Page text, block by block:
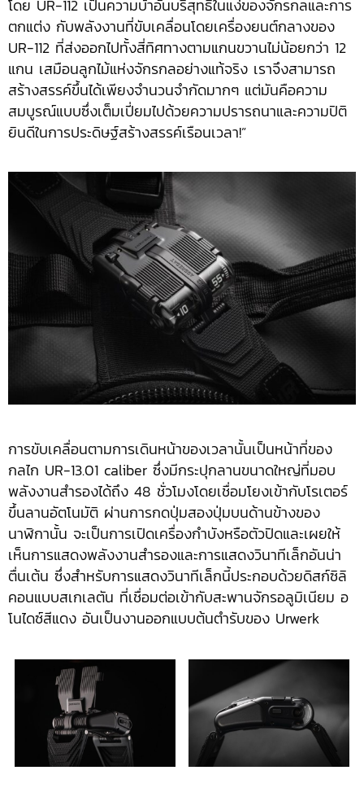
โดย UR-112 เป็นความบ้าอันบริสุทธิ์ในแง่ของจักรกลและการ
ตกแต่ง กับพลังงานที่ขับเคลื่อนโดยเครื่องยนต์กลางของ
UR-112 ที่ส่งออกไปทั้งสี่ทิศทางตามแกนขวานไม่น้อยกว่า 12
แกน เสมือนลูกไม้แห่งจักรกลอย่างแท้จริง เราจึงสามารถ
สร้างสรรค์ขึ้นได้เพียงจำนวนจำกัดมากๆ แต่มันคือความ
สมบูรณ์แบบซึ่งเต็มเปี่ยมไปด้วยความปรารถนาและความปิติ
ยินดีในการประดิษฐ์สร้างสรรค์เรือนเวลา!”
การขับเคลื่อนตามการเดินหน้าของเวลานั้นเป็นหน้าที่ของ
กลไก UR-13.01 caliber ซึ่งมีกระปุกลานขนาดใหญ่ที่มอบ
พลังงานสำรองได้ถึง 48 ชั่วโมงโดยเชื่อมโยงเข้ากับโรเตอร์
ขึ้นลานอัตโนมัติ ผ่านการกดปุ่มสองปุ่มบนด้านข้างของ
นาฬิกานั้น จะเป็นการเปิดเครื่องกำบังหรือตัวปิดและเผยให้
เห็นการแสดงพลังงานสำรองและการแสดงวินาทีเล็กอันน่า
ตื่นเต้น ซึ่งสำหรับการแสดงวินาทีเล็กนี้ประกอบด้วยดิสก์ซิลิ
คอนแบบสเกเลตัน ที่เชื่อมต่อเข้ากับสะพานจักรอลูมิเนียม อ
โนไดซ์สีแดง อันเป็นงานออกแบบต้นตำรับของ Urwerk